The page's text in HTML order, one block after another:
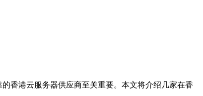
香港云服务器供应商至关重要。本文将介绍几家在香